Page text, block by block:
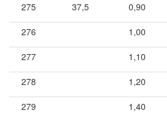
275 37,5 0,90
276 1,00
277 1,10
278 1,20
279 1,40